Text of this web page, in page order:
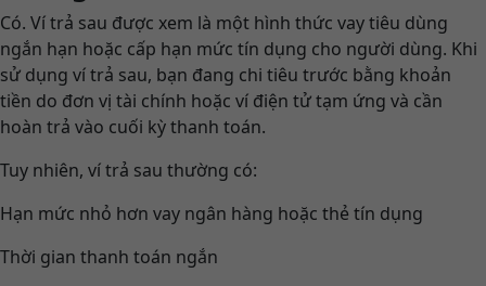
Có. Ví trả sau được xem là một hình thức vay tiêu dùng
ngắn hạn hoặc cấp hạn mức tín dụng cho người dùng. Khi
sử dụng ví trả sau, bạn đang chi tiêu trước bằng khoản
tiền do đơn vị tài chính hoặc ví điện tử tạm ứng và cần
hoàn trả vào cuối kỳ thanh toán.
Tuy nhiên, ví trả sau thường có:
Hạn mức nhỏ hơn vay ngân hàng hoặc thẻ tín dụng
Thời gian thanh toán ngắn